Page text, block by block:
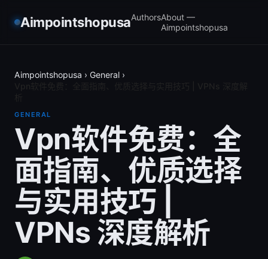
AimpointshopusaAuthorsAbout —
Aimpointshopusa
Aimpointshopusa › General ›
GENERAL
Vpn软件免费：全
面指南、优质选择
与实用技巧 |
VPNs 深度解析